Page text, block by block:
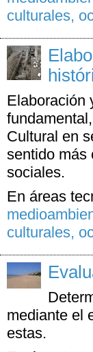
culturales,
Elaboración
Cultural en
sentido más
sociales.
En áreas
culturales,
mediante el
estas.